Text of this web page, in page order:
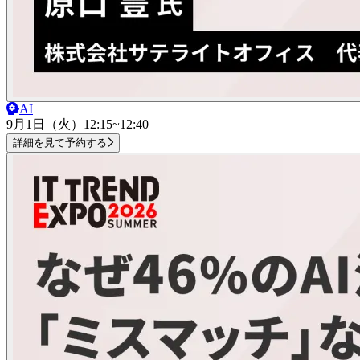
AI
9月1日（火） 12:15~12:40
詳細を見て予約する